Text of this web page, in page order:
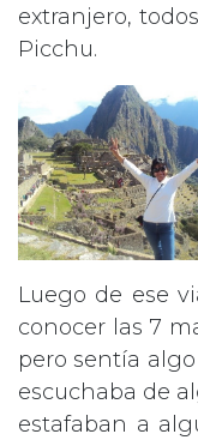
extranjero,
Picchu.
Luego de ese
conocer las 7
pero sentía
escuchaba de
estafaban a